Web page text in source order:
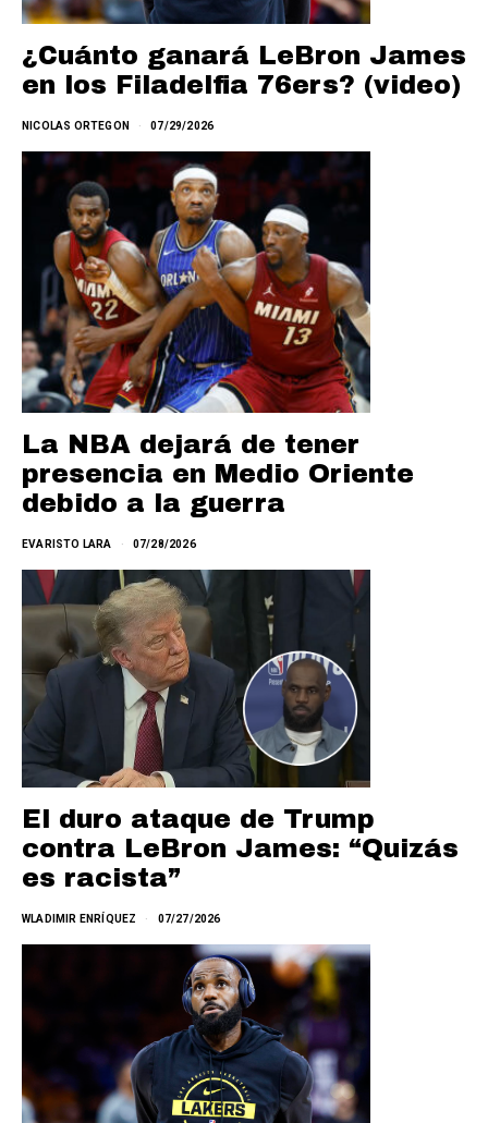
¿Cuánto ganará LeBron James
en los Filadelfia 76ers? (video)
NICOLAS ORTEGON 07/29/2026
La NBA dejará de tener
presencia en Medio Oriente
debido a la guerra
EVARISTO LARA 07/28/2026
El duro ataque de Trump
contra LeBron James: “Quizás
es racista”
WLADIMIR ENRÍQUEZ 07/27/2026